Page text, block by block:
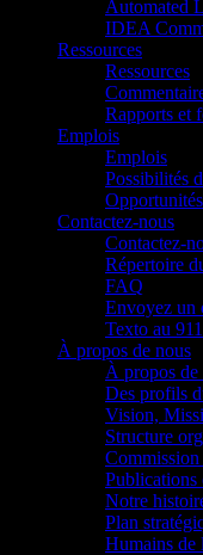
Automated
IDEA
Ressources
Ressources
Rapports et
Emplois
Emplois
Possibilités
Contactez-nous
Contactez-
Répertoire
FAQ
Envoyez un
Texto au 911
À propos de nous
À propos de
Des profils
Vision,
Structure
Publications
Notre
Plan
Humains de